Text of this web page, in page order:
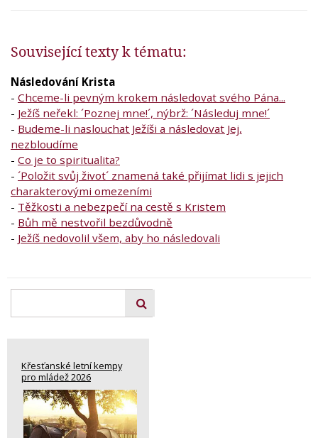
Související texty k tématu:
Následování Krista
- Chceme-li pevným krokem následovat svého Pána...
- Ježíš neřekl: ´Poznej mne!´, nýbrž: ´Následuj mne!´
- Budeme-li naslouchat Ježíši a následovat Jej,
nezbloudíme
- Co je to spiritualita?
- ´Položit svůj život´ znamená také přijímat lidi s jejich
charakterovými omezeními
- Těžkosti a nebezpečí na cestě s Kristem
- Bůh mě nestvořil bezdůvodně
- Ježíš nedovolil všem, aby ho následovali
Křesťanské letní kempy
pro mládež 2026